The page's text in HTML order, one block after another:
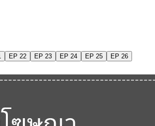
EP 22 EP 23 EP 24 EP 25
EP 26